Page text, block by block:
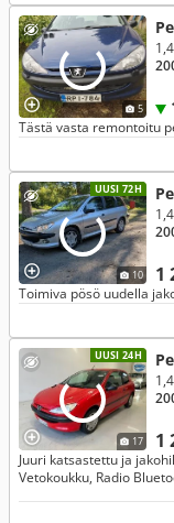
5
1,4
Tästä vasta remontoitu
UUSI 72H
10 1
Toimiva pösö uudella
UUSI 24H
17 1
Juuri katsastettu ja
Vetokoukku, Radio